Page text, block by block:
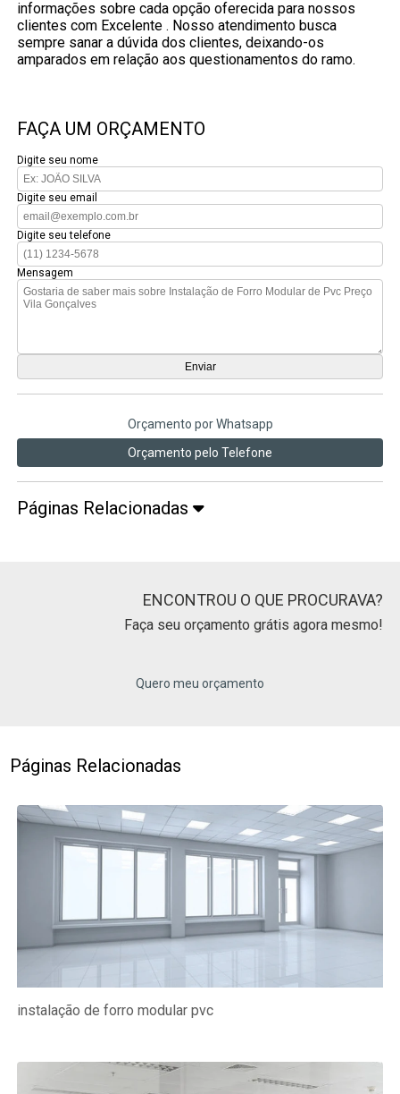
informações sobre cada opção oferecida para nossos
clientes com Excelente . Nosso atendimento busca
sempre sanar a dúvida dos clientes, deixando-os
amparados em relação aos questionamentos do ramo.
FAÇA UM ORÇAMENTO
Digite seu nome
Digite seu email
Digite seu telefone
Mensagem
Orçamento por Whatsapp
Orçamento pelo Telefone
Páginas Relacionadas
ENCONTROU O QUE PROCURAVA?
Faça seu orçamento grátis agora mesmo!
Quero meu orçamento
Páginas Relacionadas
instalação de forro modular pvc